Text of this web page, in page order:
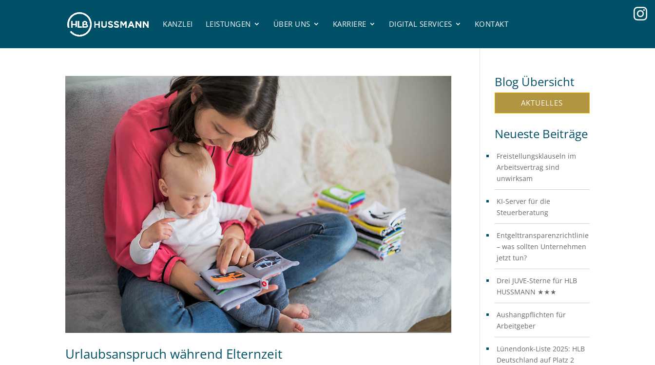
KANZLEI LEISTUNGEN ÜBER UNS KARRIERE DIGITAL SERVICES KONTAKT
Urlaubsanspruch während Elternzeit
Blog Übersicht
AKTUELLES
Neueste Beiträge
Freistellungsklauseln im
Arbeitsvertrag sind
unwirksam
KI-Server für die
Steuerberatung
Entgelttransparenzrichtlinie
– was sollten Unternehmen
jetzt tun?
Drei JUVE-Sterne für HLB
HUSSMANN ★★★
Aushangpflichten für
Arbeitgeber
Lünendonk-Liste 2025: HLB
Deutschland auf Platz 2